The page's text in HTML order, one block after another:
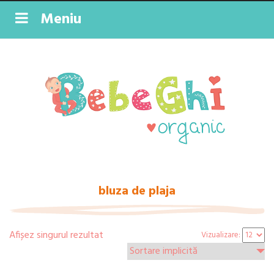
Meniu
bluza de plaja
Afișez singurul rezultat Vizualizare: